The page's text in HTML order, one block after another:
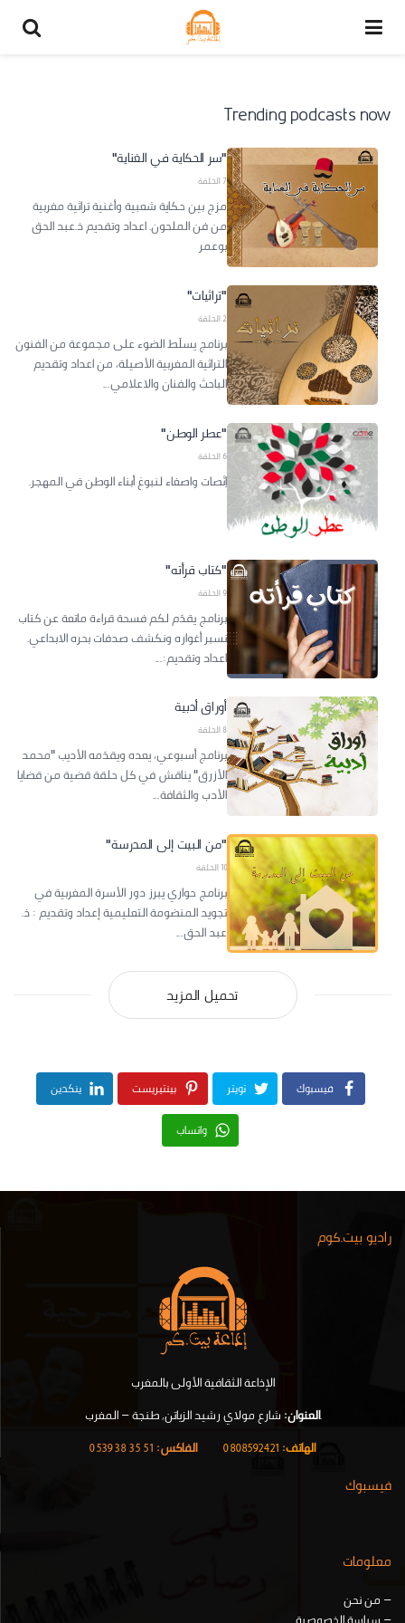
Trending podcasts now
"سر الحكاية في الغناية"
7 الحلقة
مزج بين حكاية شعبية وأغنية تراثية مغربية
من فن الملحون. اعداد وتقديم ذ.عبد الحق
بوعمر
"تراثيات"
2 الحلقة
برنامج يسلَط الضوء على مجموعة من الفنون
التراثية المغربية الأصيلة، من اعداد وتقديم
الباحث والفنان والاعلامي...
"عطر الوطن"
6 الحلقة
اِنْصات واصغاء لنبوغ أبناء الوطن في المهجر.
"كتاب قرأته"
9 الحلقة
برنامج يقدَم لكم فسحة قراءة ماتعة عن كتاب
نسبر أغواره ونكشف صدفات بحره الابداعي.
اعداد وتقديم:...
أوراق أدبية
8 الحلقة
برنامج أسبوعي، يعده ويقدَمه الأديب "محمد
الأزرق" يناقش في كل حلقة قضية من قضايا
الأدب والثقافة...
"من البيت إلى المدرسة"
10 الحلقة
برنامج حواري يبرز دور الأسرة المغربية في
تجويد المنضومة التعليمية إعداد وتقديم : ذ.
عبد الحق...
تحميل المزيد
فيسبوك تويتر بينتيريست
ينكدين
واتساب
راديو بيت.كوم
الإذاعة الثقافية الأولى بالمغرب
.العنوان:شارع مولاي رشيد الزياتن, طنجة – المغرب
الهاتف:
الفاكس:
فيسبوك
معلومات
–من نحن